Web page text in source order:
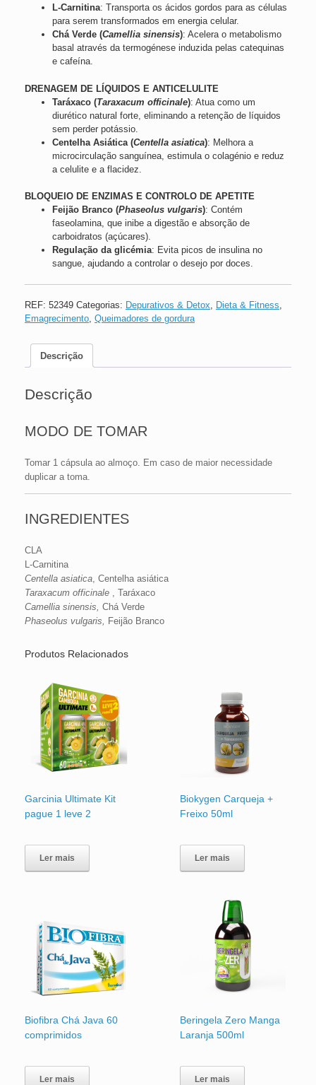
L-Carnitina: Transporta os ácidos gordos para as células
para serem transformados em energia celular.
Chá Verde (Camellia sinensis): Acelera o metabolismo
basal através da termogénese induzida pelas catequinas
e cafeína.
DRENAGEM DE LÍQUIDOS E ANTICELULITE
Taráxaco (Taraxacum officinale): Atua como um
diurético natural forte, eliminando a retenção de líquidos
sem perder potássio.
Centelha Asiática (Centella asiatica): Melhora a
microcirculação sanguínea, estimula o colagénio e reduz
a celulite e a flacidez.
BLOQUEIO DE ENZIMAS E CONTROLO DE APETITE
Feijão Branco (Phaseolus vulgaris): Contém
faseolamina, que inibe a digestão e absorção de
carboidratos (açúcares).
Regulação da glicémia: Evita picos de insulina no
sangue, ajudando a controlar o desejo por doces.
REF: 52349 Categorias: Depurativos & Detox, Dieta & Fitness,
Emagrecimento, Queimadores de gordura
Descrição
Descrição
MODO DE TOMAR
Tomar 1 cápsula ao almoço. Em caso de maior necessidade
duplicar a toma.
INGREDIENTES
CLA
L-Carnitina
Centella asiatica, Centelha asiática
Taraxacum officinale , Taráxaco
Camellia sinensis, Chá Verde
Phaseolus vulgaris, Feijão Branco
Produtos Relacionados
Garcinia Ultimate Kit
pague 1 leve 2
Ler mais
Biokygen Carqueja +
Freixo 50ml
Ler mais
Biofibra Chá Java 60
comprimidos
Ler mais
Beringela Zero Manga
Laranja 500ml
Ler mais